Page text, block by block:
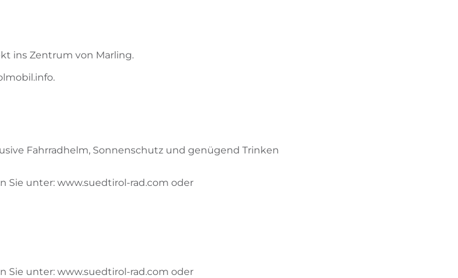
ins Zentrum von Marling.
Fahrradhelm, Sonnenschutz und genügend Trinken
Sie unter: www.suedtirol-rad.com oder
Sie unter: www.suedtirol-rad.com oder